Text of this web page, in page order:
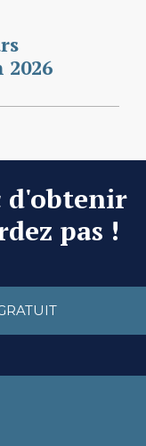
d'obtenir
pas !